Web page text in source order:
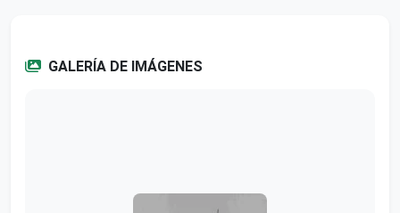
GALERÍA DE IMÁGENES